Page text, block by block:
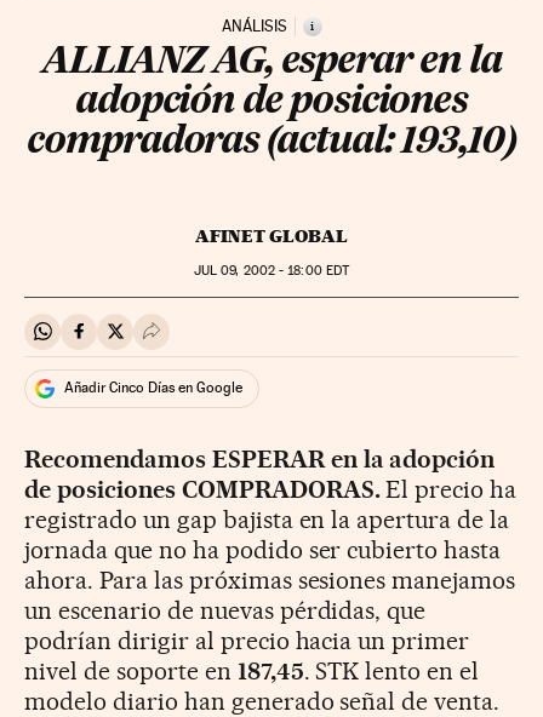
ANÁLISIS i
ALLIANZ AG, esperar en la
adopción de posiciones
compradoras (actual: 193,10)
AFINET GLOBAL
JUL 09, 2002 - 18:00EDT
Compartir en Whatsapp
Compartir en Facebook
Compartir en Twitter
Desplegar Redes Sociales
Añadir Cinco Días en Google
Recomendamos ESPERAR en la adopción
de posiciones COMPRADORAS.El precio ha
registrado un gap bajista en la apertura de la
jornada que no ha podido ser cubierto hasta
ahora. Para las próximas sesiones manejamos
un escenario de nuevas pérdidas, que
podrían dirigir al precio hacia un primer
nivel de soporte en 187,45. STK lento en el
modelo diario han generado señal de venta.